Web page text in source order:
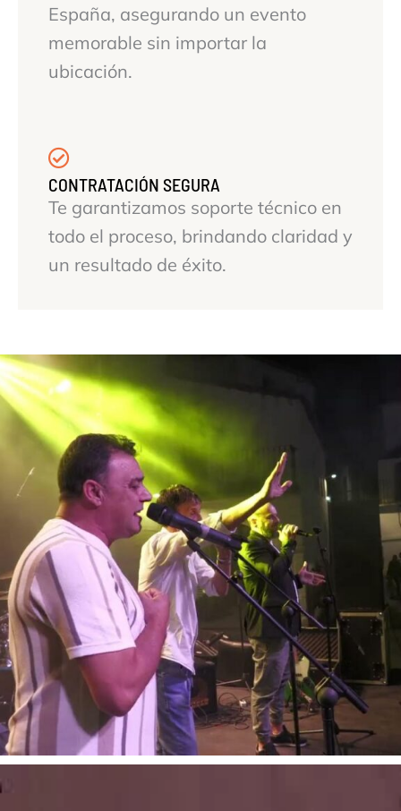
España, asegurando un evento
memorable sin importar la
ubicación.
CONTRATACIÓN SEGURA
Te garantizamos soporte técnico en
todo el proceso, brindando claridad y
un resultado de éxito.